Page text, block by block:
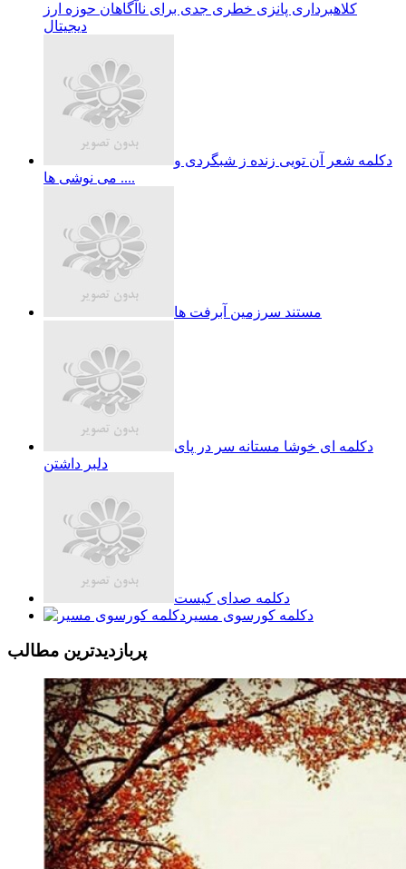
کلاهبرداری پانزی خطری جدی برای ناآگاهان حوزه ارز
دیجیتال
دکلمه شعر آن تویی زنده ز شبگردی و
می نوشی ها ....
مستند سرزمین آبرفت ها
دکلمه ای خوشا مستانه سر در پای
دلبر داشتن
دکلمه صدای کیست
دکلمه کورسوی مسیر
پربازديدترين مطالب